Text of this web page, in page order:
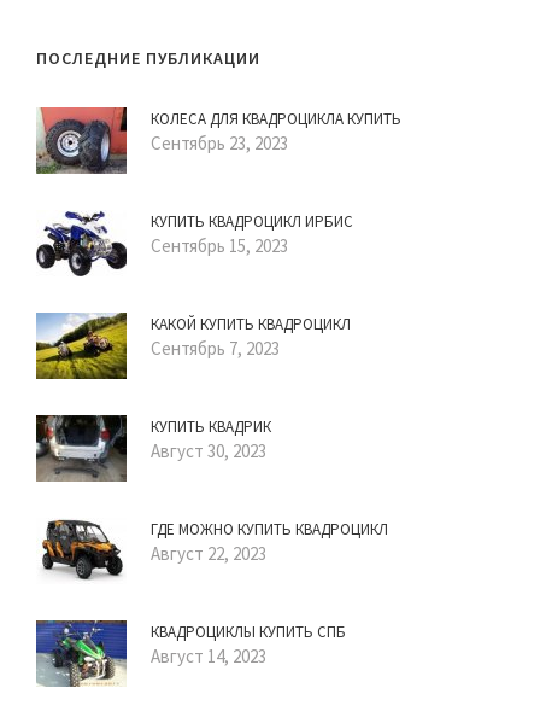
ПОСЛЕДНИЕ ПУБЛИКАЦИИ
КОЛЕСА ДЛЯ КВАДРОЦИКЛА КУПИТЬ
Сентябрь 23, 2023
КУПИТЬ КВАДРОЦИКЛ ИРБИС
Сентябрь 15, 2023
КАКОЙ КУПИТЬ КВАДРОЦИКЛ
Сентябрь 7, 2023
КУПИТЬ КВАДРИК
Август 30, 2023
ГДЕ МОЖНО КУПИТЬ КВАДРОЦИКЛ
Август 22, 2023
КВАДРОЦИКЛЫ КУПИТЬ СПБ
Август 14, 2023